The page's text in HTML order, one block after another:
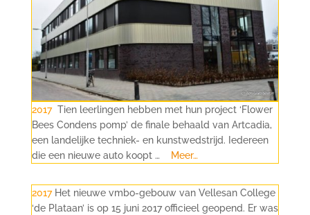
2017Tien leerlingen hebben met hun project ‘Flower
Bees Condens pomp’ de finale behaald van Artcadia,
een landelijke techniek- en kunstwedstrijd. Iedereen
die een nieuwe auto koopt …
Meer…
2017 Het nieuwe vmbo-gebouw van VellesanCollege
‘de Plataan’ is op 15 juni 2017 officieel geopend. Er was